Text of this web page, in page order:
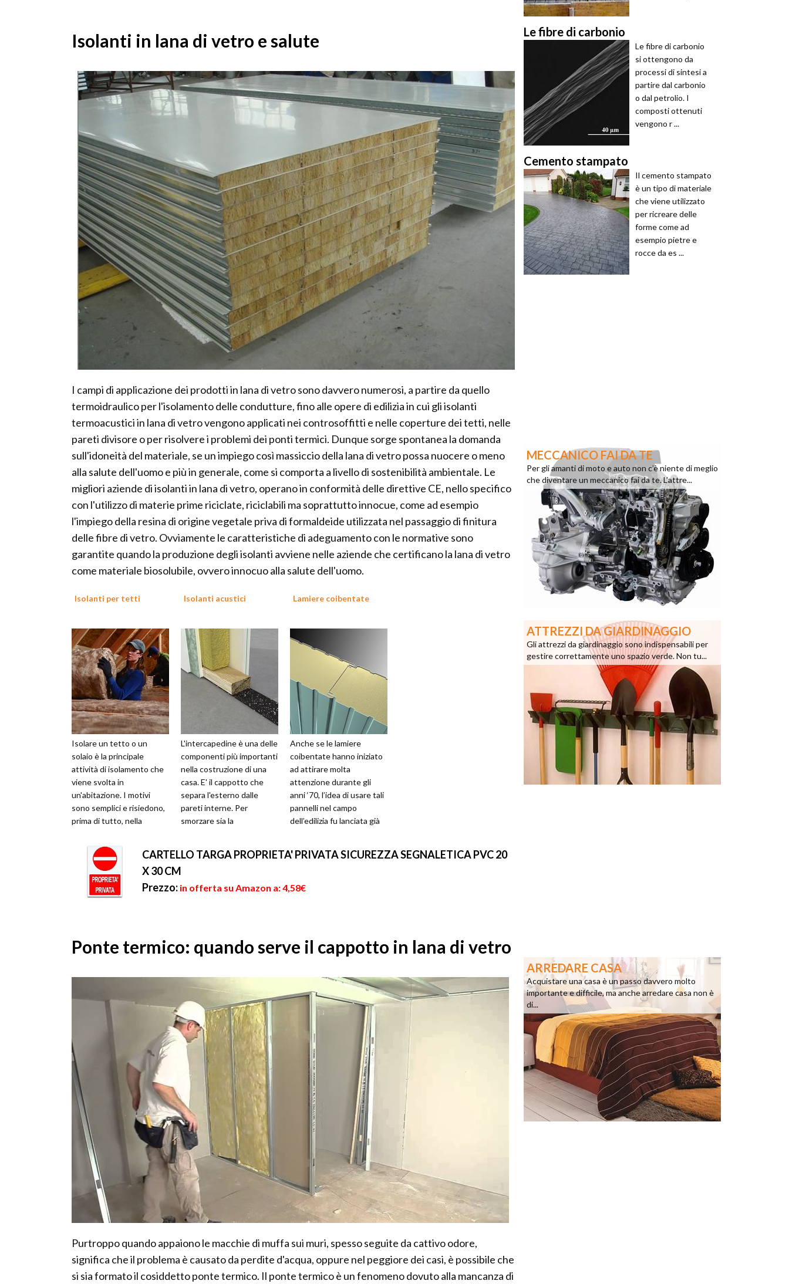
Isolanti in lana di vetro e salute
I campi di applicazione dei prodotti in lana di vetro sono davvero numerosi, a partire da quello
termoidraulico per l'isolamento delle condutture, fino alle opere di edilizia in cui gli isolanti
termoacustici in lana di vetro vengono applicati nei controsoffitti e nelle coperture dei tetti, nelle
pareti divisore o per risolvere i problemi dei ponti termici. Dunque sorge spontanea la domanda
sull'idoneità del materiale, se un impiego così massiccio della lana di vetro possa nuocere o meno
alla salute dell'uomo e più in generale, come si comporta a livello di sostenibilità ambientale. Le
migliori aziende di isolanti in lana di vetro, operano in conformità delle direttive CE, nello specifico
con l'utilizzo di materie prime riciclate, riciclabili ma soprattutto innocue, come ad esempio
l'impiego della resina di origine vegetale priva di formaldeide utilizzata nel passaggio di finitura
delle fibre di vetro. Ovviamente le caratteristiche di adeguamento con le normative sono
garantite quando la produzione degli isolanti avviene nelle aziende che certificano la lana di vetro
come materiale biosolubile, ovvero innocuo alla salute dell'uomo.
Isolanti per tetti
Isolare un tetto o un
solaio è la principale
attività di isolamento che
viene svolta in
un'abitazione. I motivi
sono semplici e risiedono,
prima di tutto, nella
realizzazione di que...
Isolanti acustici
L'intercapedine è una delle
componenti più importanti
nella costruzione di una
casa. E' il cappotto che
separa l'esterno dalle
pareti interne. Per
smorzare sia la
Lamiere coibentate
Anche se le lamiere
coibentate hanno iniziato
ad attirare molta
attenzione durante gli
anni ‘70, l’idea di usare tali
pannelli nel campo
dell’edilizia fu lanciata già
CARTELLO TARGA PROPRIETA' PRIVATA SICUREZZA SEGNALETICA PVC 20
X 30 CM
Prezzo: in offerta su Amazon a: 4,58€
Ponte termico: quando serve il cappotto in lana di vetro
Purtroppo quando appaiono le macchie di muffa sui muri, spesso seguite da cattivo odore,
significa che il problema è causato da perdite d'acqua, oppure nel peggiore dei casi, è possibile che
si sia formato il cosiddetto ponte termico. Il ponte termico è un fenomeno dovuto alla mancanza di
Le fibre di carbonio
Le fibre di carbonio
si ottengono da
processi di sintesi a
partire dal carbonio
o dal petrolio. I
composti ottenuti
vengono r ...
Cemento stampato
Il cemento stampato
è un tipo di materiale
che viene utilizzato
per ricreare delle
forme come ad
esempio pietre e
rocce da es ...
MECCANICO FAI DA TE
Per gli amanti di moto e auto non c’è niente di meglio
che diventare un meccanico fai da te. L’attre...
ATTREZZI DA GIARDINAGGIO
Gli attrezzi da giardinaggio sono indispensabili per
gestire correttamente uno spazio verde. Non tu...
ARREDARE CASA
Acquistare una casa è un passo davvero molto
importante e difficile, ma anche arredare casa non è
di...